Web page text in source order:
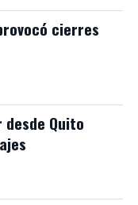
cierres
Quito